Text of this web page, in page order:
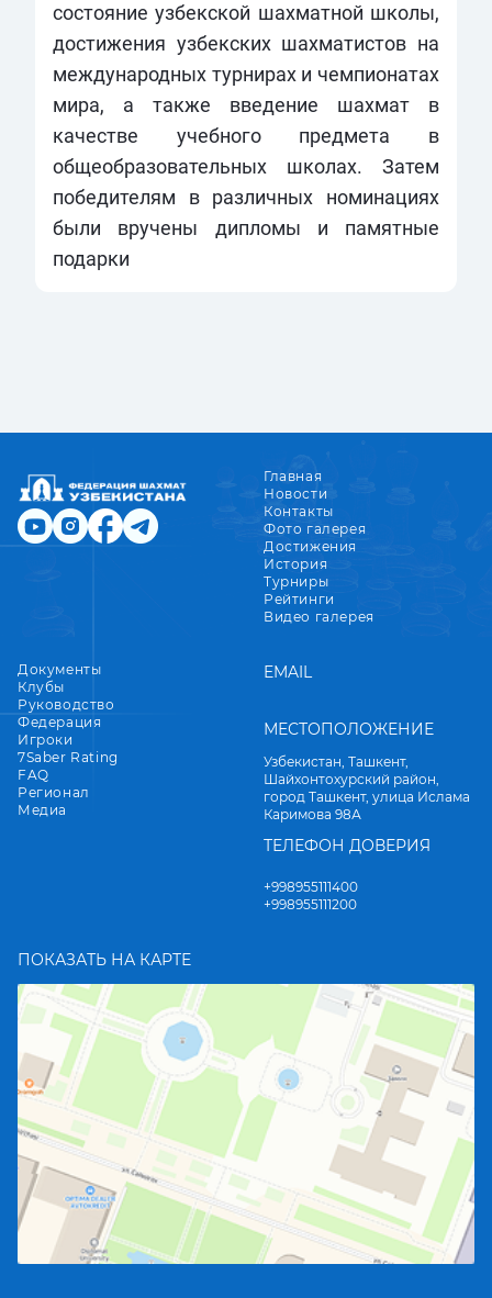
состояние узбекской шахматной школы,
достижения узбекских шахматистов на
международных турнирах и чемпионатах
мира, а также введение шахмат в
качестве учебного предмета в
общеобразовательных школах. Затем
победителям в различных номинациях
были вручены дипломы и памятные
подарки
Главная
Новости
Контакты
Фото галерея
Достижения
История
Турниры
Рейтинги
Видео галерея
Документы
Клубы
Руководство
Федерация
Игроки
7Saber Rating
FAQ
Регионал
Медиа
EMAIL
МЕСТОПОЛОЖЕНИЕ
Узбекистан, Ташкент,
Шайхонтохурский район,
город Ташкент, улица Ислама
Каримова 98А
ТЕЛЕФОН ДОВЕРИЯ
+998955111400
+998955111200
ПОКАЗАТЬ НА КАРТЕ